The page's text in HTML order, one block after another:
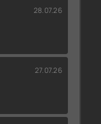
28.07.26
27.07.26